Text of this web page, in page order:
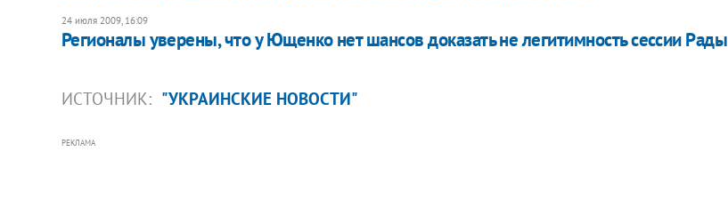
24 июля 2009, 16:09
Регионалы уверены, что у Ющенко нет шансов доказать не легитимность сессии Рады
ИСТОЧНИК: "УКРАИНСКИЕ НОВОСТИ"
РЕКЛАМА